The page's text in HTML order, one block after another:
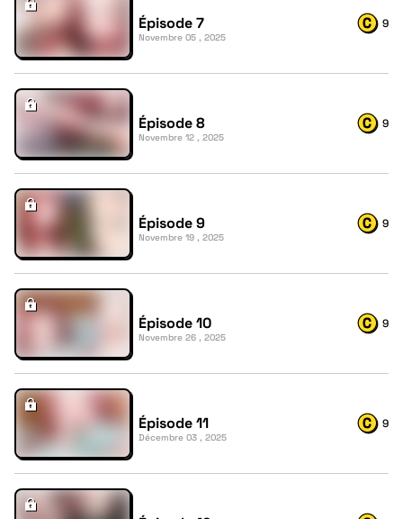
Épisode 7
Novembre 05 , 2025
9
Épisode 8
Novembre 12 , 2025
9
Épisode 9
Novembre 19 , 2025
9
Épisode 10
Novembre 26 , 2025
9
Épisode 11
Décembre 03 , 2025
9